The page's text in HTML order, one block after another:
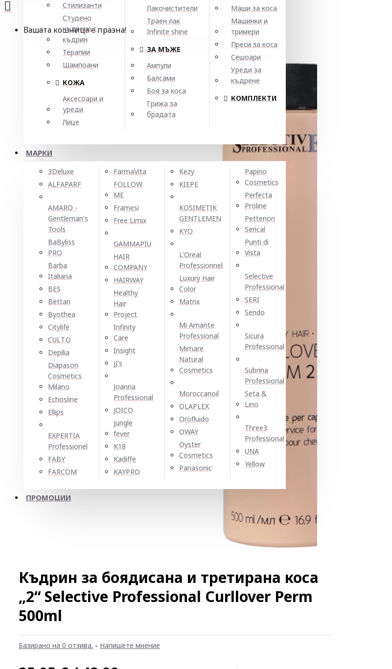
Стилизанти
Студено
къдрене с
къдрин
Терапии
Шампоани
КОЖА
Аксесоари и
уреди
Лице
Лакочистители
Траен лак
Infinite shine
ЗА МЪЖЕ
Ампули
Балсами
Боя за коса
Грижа за
брадата
Маши за коса
Машинки и
тримери
Преси за коса
Сешоари
Уреди за
къдрене
КОМПЛЕКТИ
МАРКИ
3Deluxe
ALFAPARF
AMARO -
Gentleman's
Tools
BaByliss
PRO
Barba
Italiana
BES
Bettari
Byothea
Citylife
CULT.O
Depilia
Diapason
Cosmetics
Milano
Echosline
Ellірѕ
EXPERTIA
Professionel
FABY
FARCOM
FarmaVita
FOLLOW
ME
Framesi
Free Limix
GAMMAPIU
HAIR
COMPANY
HAIRWAY
Healthy
Hair
Project
Infinity
Care
Insight
JJ's
Joanna
Professional
JOICO
Jungle
fever
K18
Kadiffe
KAYPRO
Kezy
KIEPE
KOSIMETIK
GENTLEMEN
KYO
L'Oreal
Professionnel
Luxury Hair
Color
Matrix
Mi Amante
Professional
Mimare
Natural
Cosmetics
Moroccanoil
OLAPLEX
Orofluido
OWAY
Oyster
Cosmetics
Panasonic
Papino
Cosmetics
Perfecta
Proline
Pettenon
Serical
Punti di
Vista
Selective
Professional
SERI
Sendo
Sicura
Professional
Subrina
Professional
Seta &
Lino
Three3
Professional
UNA
Yellow
ПРОМОЦИИ
Вашата кошница е празна!
Къдрин за боядисана и третирана коса
„2“ Selective Professional Curllover Perm
500ml
Базирано на 0 отзива. - Напишете мнение